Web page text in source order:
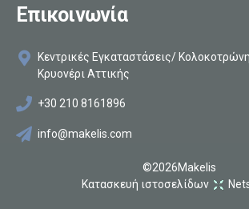
Επικοινωνία
Κεντρικές Εγκαταστάσεις/
Κρυονέρι Αττικής
+30 210 8161896
info@makelis.com
©2026Makelis
Κατασκευή ιστοσελίδων